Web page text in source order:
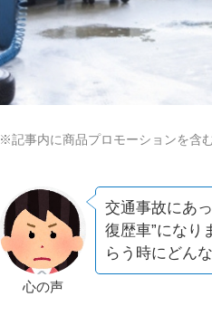
※記事内に商品プロモーションを含
心の声
交通事故にあ
復歴車”になり
らう時にどん